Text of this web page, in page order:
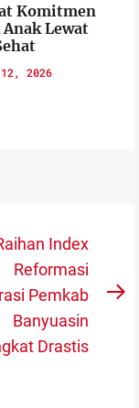
Komitmen
Lewat
2026
Index
Reformasi
Pemkab
Banyuasin
Drastis